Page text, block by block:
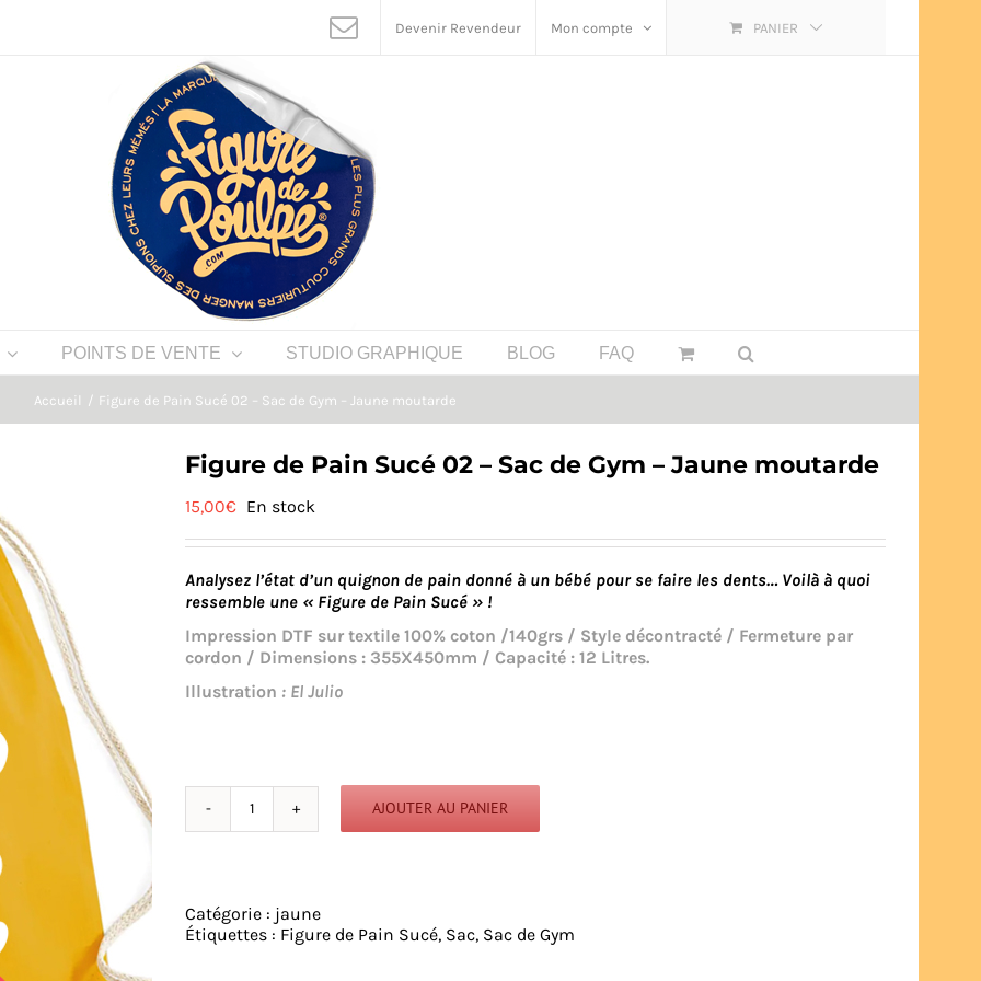
Devenir Revendeur Mon compte PANIER
POINTS DE VENTE STUDIO GRAPHIQUE BLOG FAQ
Accueil Figure de Pain Sucé 02 – Sac de Gym – Jaune moutarde
Figure de Pain Sucé 02 – Sac de Gym – Jaune moutarde
15,00€ En stock
Analysez l’état d’un quignon de pain donné à un bébé pour se faire les dents… Voilà à quoi
ressemble une « Figure de Pain Sucé » !
Impression DTF sur textile 100% coton /140grs / Style décontracté / Fermeture par
cordon / Dimensions : 355X450mm / Capacité : 12 Litres.
Illustration : El Julio
quantité
de
Sucé
02
AJOUTER AU PANIER
Catégorie : jaune
Étiquettes : Figure de Pain Sucé, Sac, Sac de Gym